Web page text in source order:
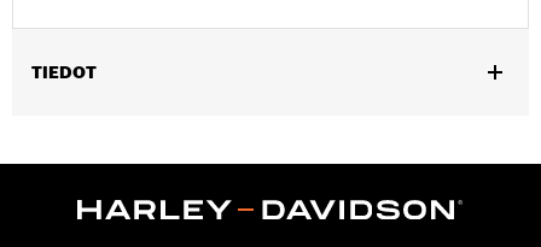
TIEDOT
In the Box: Coaster only